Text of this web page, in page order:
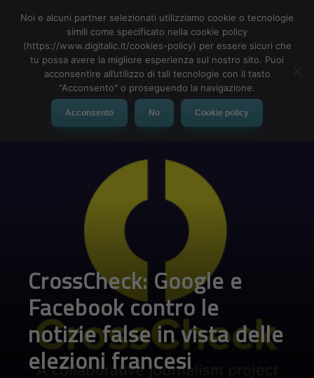
MENU
CrossCheck: Google e
Facebook contro le
notizie false in vista delle
elezioni francesi
Noi e alcuni partner selezionati utilizziamo cookie o tecnologie
simili come specificato nella cookie policy
(https://www.digitalic.it/cookies-policy) per essere sicuri che
tu possa avere la migliore esperienza sul nostro sito. Puoi
acconsentire all’utilizzo di tali tecnologie con il tasto
"Acconsento" o proseguendo la navigazione.
Acconsento No Cookie policy